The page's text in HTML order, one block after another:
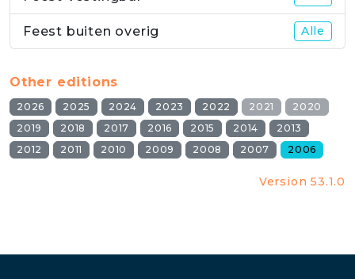
Feest buiten overig Alle
Other editions
2026 2025 2024 2023 2022 2021
2020
2019
2018 2017 2016 2015 2014
2013
2012
2011 2010 2009 2008 2007 2006
Version 53.1.0